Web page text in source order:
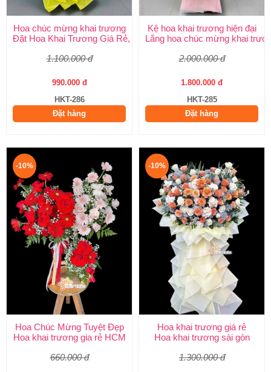
Hoa chúc mừng khai trương
Đặt Hoa Khai Trương Giá Rẻ, Đẹp Sang Trọng – Shop Hoa Khai
1.100.000 đ
990.000 đ
HKT-286
Đặt hàng
Kệ hoa khai trương hiện đại
Lẵng hoa chúc mừng khai
2.000.000 đ
1.800.000 đ
HKT-285
Đặt hàng
-10%
Hoa Chúc Mừng Tuyệt Đẹp
Hoa khai trương gia rẻ HCM
660.000 đ
-10%
Hoa khai trương giá rẻ
Hoa khai trương sài gòn
1.300.000 đ